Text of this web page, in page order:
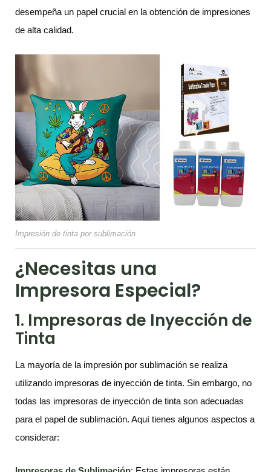
desempeña un papel crucial en la obtención de impresiones
de alta calidad.
Impresión de tinta por sublimación
¿Necesitas una
Impresora Especial?
1. Impresoras de Inyección de
Tinta
La mayoría de la impresión por sublimación se realiza
utilizando impresoras de inyección de tinta. Sin embargo, no
todas las impresoras de inyección de tinta son adecuadas
para el papel de sublimación. Aquí tienes algunos aspectos a
considerar: